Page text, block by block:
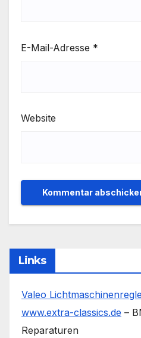
E-Mail-Adresse *
Website
Links
Valeo
www.extra-classics.de –
Reparaturen